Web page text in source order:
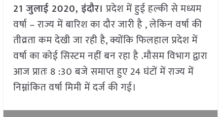
21 जुलाई 2020, इंदौर। प्रदेश में हुई हल्की से मध्यम
वर्षा – राज्य में बारिश का दौर जारी है , लेकिन वर्षा की
तीव्रता कम देखी जा रही है, क्योंकि फिलहाल प्रदेश में
वर्षा का कोई सिस्टम नहीं बन रहा है .मौसम विभाग द्वारा
आज प्रातः 8 :30 बजे समाप्त हुए 24 घंटों में राज्य में
निम्नांकित वर्षा मिमी में दर्ज की गई।